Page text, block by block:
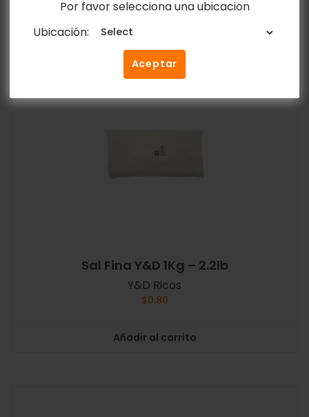
Por favor selecciona una ubicacion
Ubicación:
Aceptar
Añadir al carrito
Sal Fina Y&D 1Kg – 2.2lb
Y&D Ricos
$0.80
Añadir al carrito